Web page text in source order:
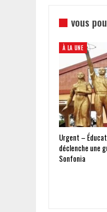
vous
À LA UNE
Urgent –
déclenche une
Sonfonia